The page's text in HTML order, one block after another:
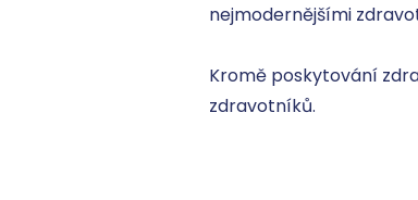
nejmodernějšími
Kromě poskytování
zdravotníků.